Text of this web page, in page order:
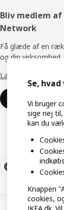
Bliv medlem af
Network
Få glæde af en
og din virksomhed.
Læs mere om
Se,
Vi bruger
sige nej
kan du
Knappen
cookies,